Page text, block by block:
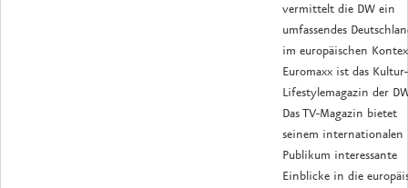
vermittelt die DW ein
umfassendes
im europäischen
Euromaxx ist das
Lifestylemagazin der
Das TV-Magazin bietet
seinem internationalen
Publikum interessante
Einblicke in die